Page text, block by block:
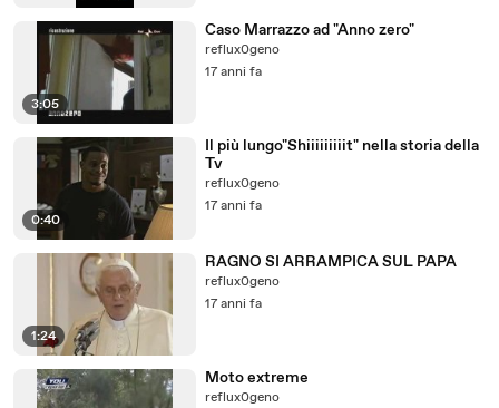
3:05
Caso Marrazzo ad "Anno zero"
reflux0geno
17 anni fa
0:40
Il più lungo"Shiiiiiiiiit" nella storia della
Tv
reflux0geno
17 anni fa
1:24
RAGNO SI ARRAMPICA SUL PAPA
reflux0geno
17 anni fa
Moto extreme
reflux0geno